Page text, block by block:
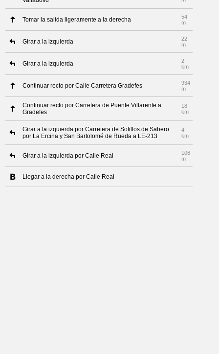
Tomar la salida ligeramente a la derecha
54
m
Girar a la izquierda
22
m
Girar a la izquierda
2
km
Continuar recto por Calle Carretera Gradefes
934
m
Continuar recto por Carretera de Puente Villarente a
Gradefes
18
km
Girar a la izquierda por Carretera de Sotillos de Sabero
por La Ercina y San Bartolomé de Rueda a LE-213
4
km
Girar a la izquierda por Calle Real
106
m
Llegar a la derecha por Calle Real